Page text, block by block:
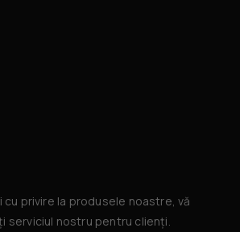
cu privire la produsele noastre, vă
serviciul nostru pentru clienți.​